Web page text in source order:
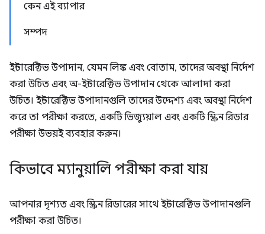
কেন এই ব্যাপার
সম্পদ
ইন্টারেক্টিভ উপাদান, যেমন লিঙ্ক এবং বোতাম, তাদের অবস্থা নির্দেশ
করা উচিত এবং অ-ইন্টারেক্টিভ উপাদান থেকে আলাদা করা
উচিত। ইন্টারেক্টিভ উপাদানগুলি তাদের উদ্দেশ্য এবং অবস্থা নির্দেশ
করে তা পরীক্ষা করতে, একটি ভিজ্যুয়াল এবং একটি স্ক্রিন রিডার
পরীক্ষা উভয়ই ব্যবহার করুন।
কিভাবে ম্যানুয়ালি পরীক্ষা করা যায়
আপনার দৃশ্যত এবং স্ক্রিন রিডারের সাথে ইন্টারেক্টিভ উপাদানগুলি
পরীক্ষা করা উচিত।